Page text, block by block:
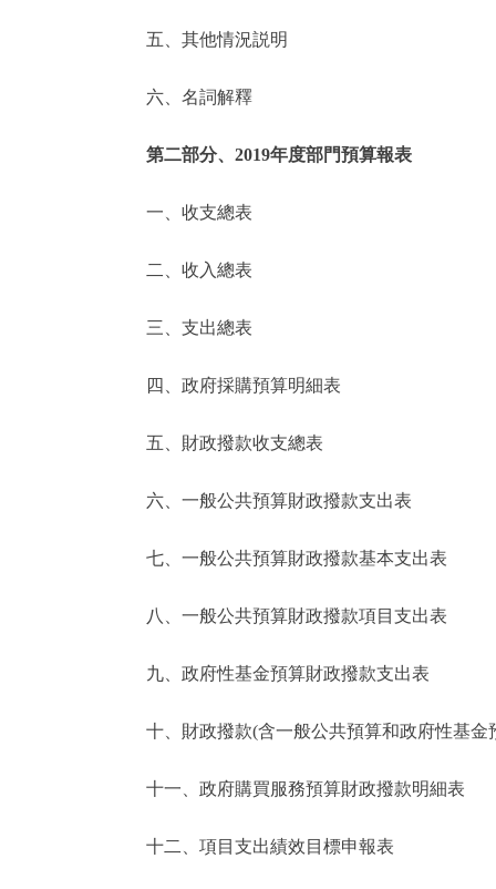
便民服務
仲介服務
政民互動
12345網上接訴即辦
參與調查
走進北京
北京概況
綠色北京
ENGLISH
五、其他情況説明
六、名詞解釋
第二部分、2019年度部門預算報表
一、收支總表
二、收入總表
三、支出總表
四、政府採購預算明細表
五、財政撥款收支總表
六、一般公共預算財政撥款支出表
七、一般公共預算財政撥款基本支出表
八、一般公共預算財政撥款項目支出表
九、政府性基金預算財政撥款支出表
十、財政撥款(含一般公共預算和政府性基金
十一、政府購買服務預算財政撥款明細表
十二、項目支出績效目標申報表